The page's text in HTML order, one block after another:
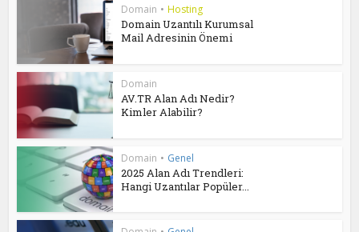
Domain • Hosting
Domain Uzantılı Kurumsal
Mail Adresinin Önemi
Domain
AV.TR Alan Adı Nedir?
Kimler Alabilir?
Domain • Genel
2025 Alan Adı Trendleri:
Hangi Uzantılar Popüler...